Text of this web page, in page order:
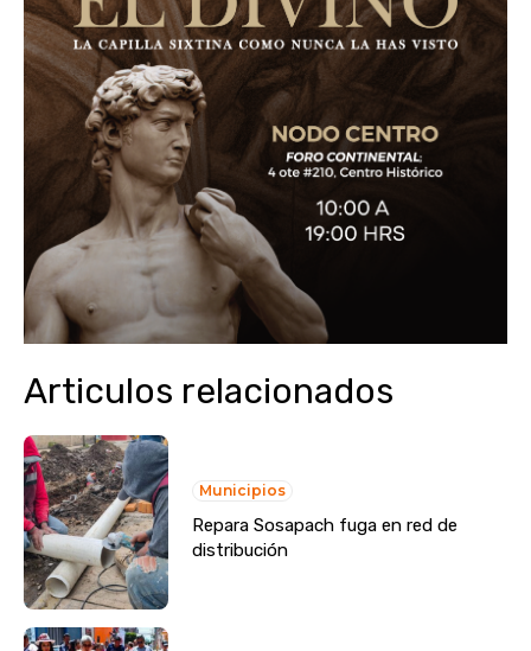
Articulos relacionados
Municipios
Repara Sosapach fuga en red de
distribución